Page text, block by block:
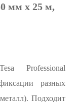
мм х 25 м,
Professional
разных
Подходит